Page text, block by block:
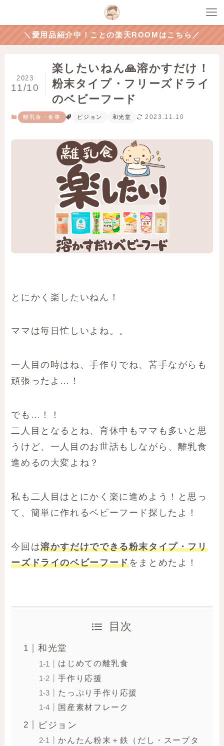
＼愛用品紹介中！ことの楽天ROOMはこちら／
楽したいねん🙏溶かすだけ！
粉末タイプ・フリーズドライ
のベビーフード
2023
11/10
離乳食・食事 ピジョン 和光堂 2023.11.10
とにかく楽したいねん！
ママは毎日忙しいよね。。
一人目の時はね、手作りでね、苦手ながらも
頑張ったよ…！
でも…！！
二人目となるとね、育休中もママも多いと思
うけど、一人目のお世話もしながら、離乳食
進めるの大変よね？
私も二人目はとにかく楽に進めよう！と思っ
て、簡単に作れるベビーフード探したよ！
今回は溶かすだけでできる粉末タイプ・フリ
ーズドライのベビーフードをまとめたよ！
目次
和光堂
はじめての離乳食
手作り応援
たっぷり手作り応援
国産素材フレーク
ピジョン
かんたん粉末＋鉄（だし・スープタ